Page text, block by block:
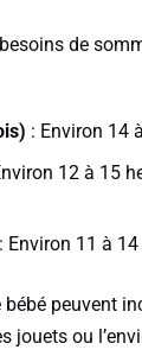
de
: Environ 14
12 à 15
: Environ 11 à
peuvent
jouets ou